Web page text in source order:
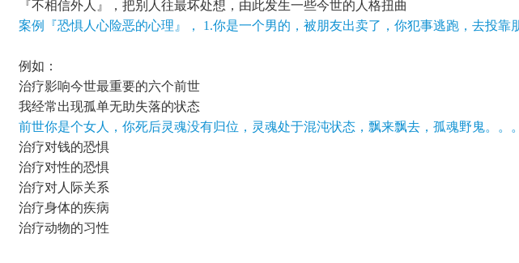
『不相信外人』，把别人往最坏处想，由此发生一些今世的人格扭曲
案例『恐惧人心险恶的心理』， 1.你是一个男的，被朋友出卖了，你犯事逃跑，去投靠
例如：
治疗影响今世最重要的六个前世
我经常出现孤单无助失落的状态
前世你是个女人，你死后灵魂没有归位，灵魂处于混沌状态，飘来飘去，孤魂野鬼。。
治疗对钱的恐惧
治疗对性的恐惧
治疗对人际关系
治疗身体的疾病
治疗动物的习性